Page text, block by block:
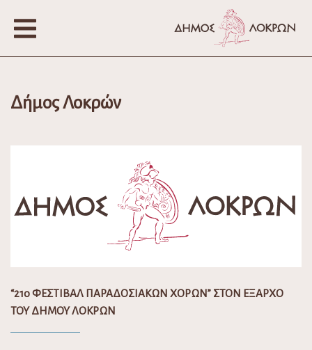
Δήμος Λοκρών
“21ο ΦΕΣΤΙΒΑΛ ΠΑΡΑΔΟΣΙΑΚΩΝ ΧΟΡΩΝ” ΣΤΟΝ ΕΞΑΡΧΟ
ΤΟΥ ΔΗΜΟΥ ΛΟΚΡΩΝ